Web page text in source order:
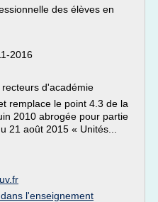
des élèves en
2016
d'académie
remplace le point 4.3 de la
2010 abrogée pour partie
21 août 2015 « Unités...
l'enseignement